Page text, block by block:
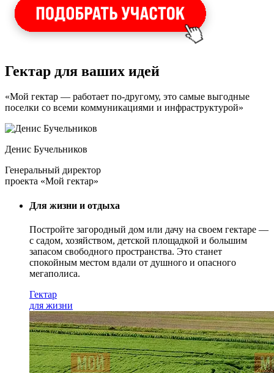
Гектар для ваших идей
«Мой гектар — работает по-другому, это самые выгодные
поселки со всеми коммуникациями и инфраструктурой»
Денис Бучельников
Генеральный директор
проекта «Мой гектар»
Для жизни и отдыха
Постройте загородный дом или дачу на своем гектаре —
с садом, хозяйством, детской площадкой и большим
запасом свободного пространства. Это станет
спокойным местом вдали от душного и опасного
мегаполиса.
Гектар
для жизни